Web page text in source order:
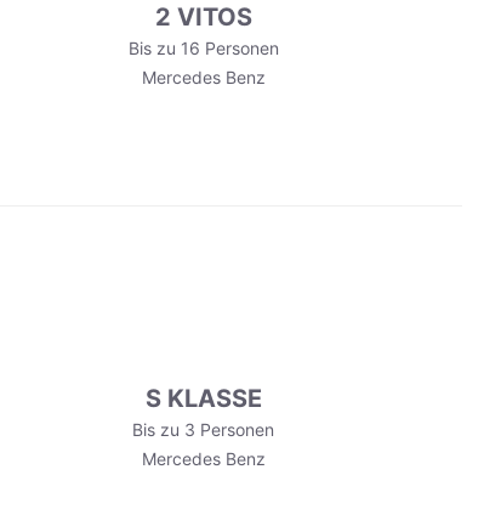
2 VITOS
Bis zu 16 Personen
Mercedes Benz
S KLASSE
Bis zu 3 Personen
Mercedes Benz